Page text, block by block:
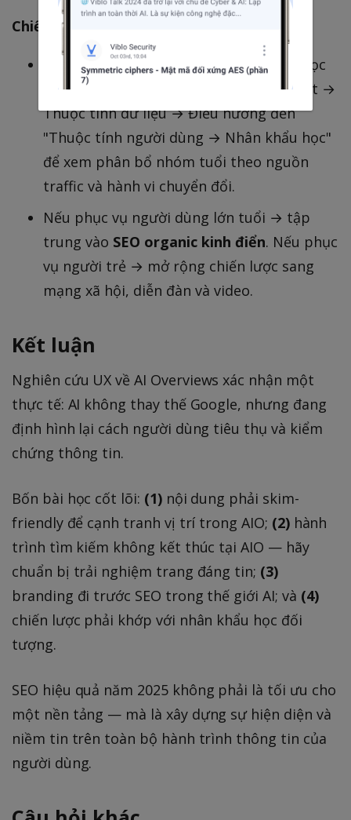
Chiến thuật áp dụng ngay:
DùngGA4để xem phân bổ nhân khẩu học
thực của bạn: bật "Signals" trong Cài đặt →
Thuộc tính dữ liệu → Điều hướng đến
"Thuộc tính người dùng → Nhân khẩu học"
để xem phân bổ nhóm tuổi theo nguồn
traffic và hành vi chuyển đổi.
Nếu phục vụ người dùng lớn tuổi → tập
trung vào SEO organic kinh điển. Nếu phục
vụ người trẻ → mở rộng chiến lược sang
mạng xã hội, diễn đàn và video.
Kết luận
Nghiên cứu UX về AI Overviews xác nhận một
thực tế: AI không thay thế Google, nhưng đang
định hình lại cách người dùng tiêu thụ và kiểm
chứng thông tin.
Bốn bài học cốt lõi: (1)nội dung phải skim-
friendly để cạnh tranh vị trí trong AIO; (2)hành
trình tìm kiếm không kết thúc tại AIO — hãy
chuẩn bị trải nghiệm trang đáng tin; (3)
branding đi trước SEO trong thế giới AI; và (4)
chiến lược phải khớp với nhân khẩu học đối
tượng.
SEO hiệu quả năm 2025 không phải là tối ưu cho
một nền tảng — mà là xây dựng sự hiện diện và
niềm tin trên toàn bộ hành trình thông tin của
người dùng.